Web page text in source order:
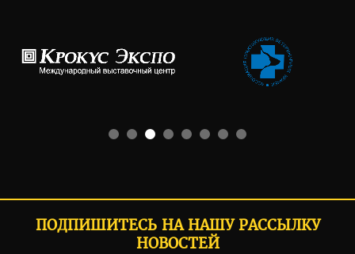
ПОДПИШИТЕСЬ НА НАШУ РАССЫЛКУ
НОВОСТЕЙ